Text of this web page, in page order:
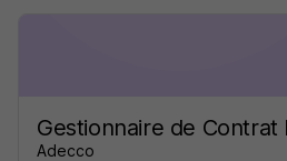
Gestionnaire de Contrat
Adecco